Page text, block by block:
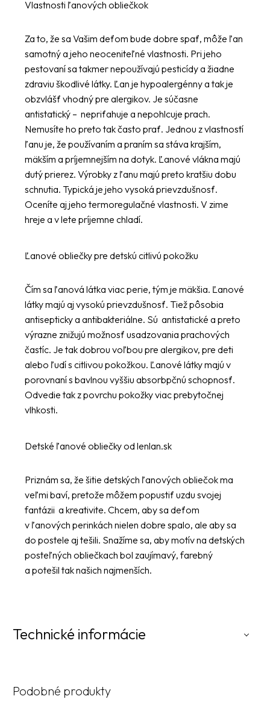
Vlastnosti ľanových obliečkok
Za to, že sa Vašim deťom bude dobre spať, môže ľan
samotný a jeho neoceniteľné vlastnosti. Pri jeho
pestovaní sa takmer nepoužívajú pesticídy a žiadne
zdraviu škodlivé látky. Ľan je hypoalergénny a tak je
obzvlášť vhodný pre alergikov. Je súčasne
antistatický – nepriťahuje a nepohlcuje prach.
Nemusíte ho preto tak často prať. Jednou z vlastností
ľanu je, že používaním a praním sa stáva krajším,
mäkším a príjemnejším na dotyk. Ľanové vlákna majú
dutý prierez. Výrobky z ľanu majú preto kratšiu dobu
schnutia. Typická je jeho vysoká prievzdušnosť.
Oceníte aj jeho termoregulačné vlastnosti. V zime
hreje a v lete príjemne chladí.
Ľanové obliečky pre detskú citlivú pokožku
Čím sa ľanová látka viac perie, tým je mäkšia. Ľanové
látky majú aj vysokú prievzdušnosť. Tiež pôsobia
antisepticky a antibakteriálne. Sú antistatické a preto
výrazne znižujú možnosť usadzovania prachových
častíc. Je tak dobrou voľbou pre alergikov, pre deti
alebo ľudí s citlivou pokožkou. Ľanové látky majú v
porovnaní s bavlnou vyššiu absorbpčnú schopnosť.
Odvedie tak z povrchu pokožky viac prebytočnej
vlhkosti.
Detské ľanové obliečky od lenlan.sk
Priznám sa, že šitie detských ľanových obliečok ma
veľmi baví, pretože môžem popustiť uzdu svojej
fantázii a kreativite. Chcem, aby sa deťom
v ľanových perinkách nielen dobre spalo, ale aby sa
do postele aj tešili. Snažíme sa, aby motív na detských
posteľných obliečkach bol zaujímavý, farebný
a potešil tak našich najmenších.
Technické informácie
Podobné produkty